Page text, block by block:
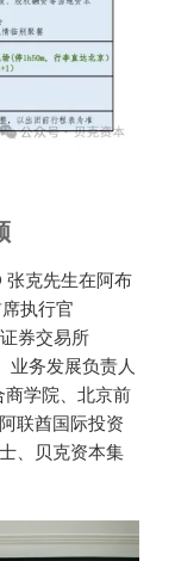
张克先生在阿布
执行官
券交易所
业务发展负责人
商学院、北京前
联酋国际投资
、贝克资本集